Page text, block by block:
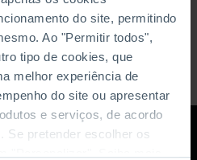
do site, permitindo
Ao "Permitir todos",
tipo de cookies, que
melhor experiência de
do site ou apresentar
e serviços, de acordo
Se pretender escolher os